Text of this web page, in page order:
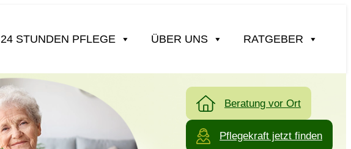
24 STUNDEN PFLEGE ÜBER UNS RATGEBER
Beratung vor Ort
Pflegekraft jetzt finden